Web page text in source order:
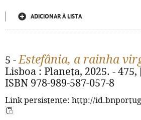
ADICIONAR À LISTA
5 -Estefânia, a rainha
Lisboa : Planeta, 2025. -
ISBN 978-989-587-057-8
Link persistente: http://